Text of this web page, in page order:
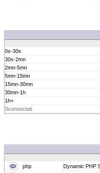
0s-30s
30s-2mn
2mn-5mn
5mn-15mn
15mn-30mn
30mn-1h
1h+
Sconosciuti
php
Dynamic PHP